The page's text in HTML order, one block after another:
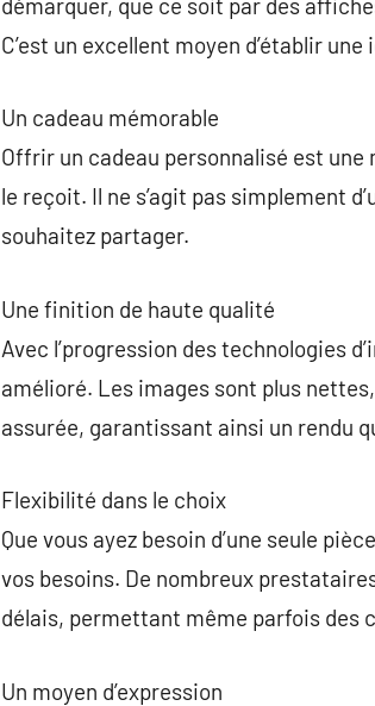
C’est un excellent moyen d’établir
Un cadeau mémorable
Offrir un cadeau personnalisé est
le reçoit. Il ne s’agit pas simplement
souhaitez partager.
Une finition de haute qualité
Avec l’progression des technologies
amélioré. Les images sont plus
assurée, garantissant ainsi un rendu
Flexibilité dans le choix
Que vous ayez besoin d’une seule
vos besoins. De nombreux
délais, permettant même parfois des
Un moyen d’expression